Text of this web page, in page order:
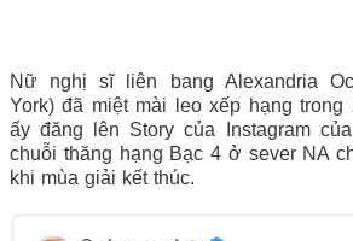
Nữ nghị sĩ liên bang Alexandria
York) đã miệt mài leo xếp hạng
ấy đăng lên Story của Instagram
chuỗi thăng hạng Bạc 4 ở sever NA
khi mùa giải kết thúc.